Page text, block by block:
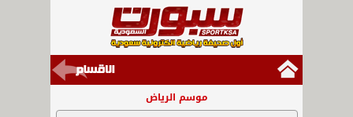
موسم الرياض